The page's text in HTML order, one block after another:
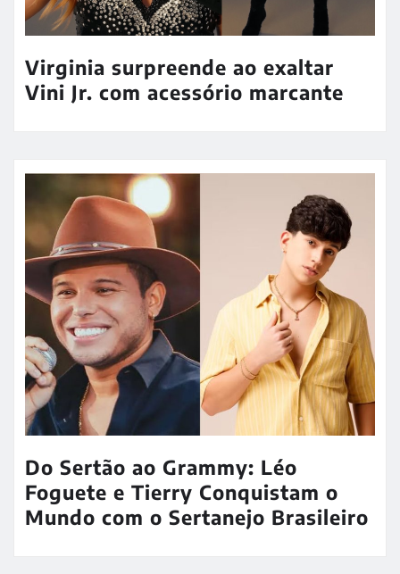
Virginia surpreende ao exaltar
Vini Jr. com acessório marcante
Do Sertão ao Grammy: Léo
Foguete e Tierry Conquistam o
Mundo com o Sertanejo Brasileiro